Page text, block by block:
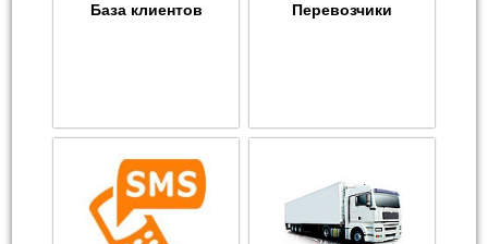
База клиентов Перевозчики